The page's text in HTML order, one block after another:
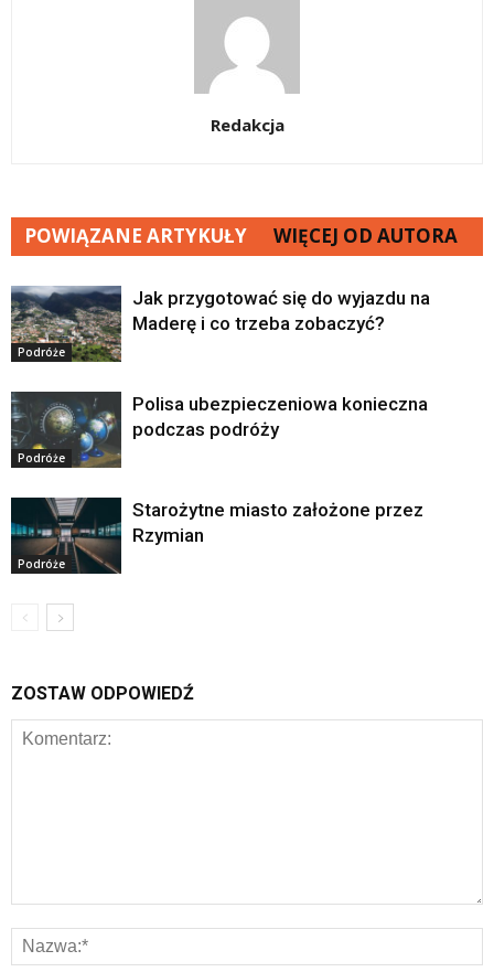
Redakcja
POWIĄZANE ARTYKUŁY WIĘCEJ OD AUTORA
Podróże
Jak przygotować się do wyjazdu na
Maderę i co trzeba zobaczyć?
Podróże
Polisa ubezpieczeniowa konieczna
podczas podróży
Podróże
Starożytne miasto założone przez
Rzymian
ZOSTAW ODPOWIEDŹ